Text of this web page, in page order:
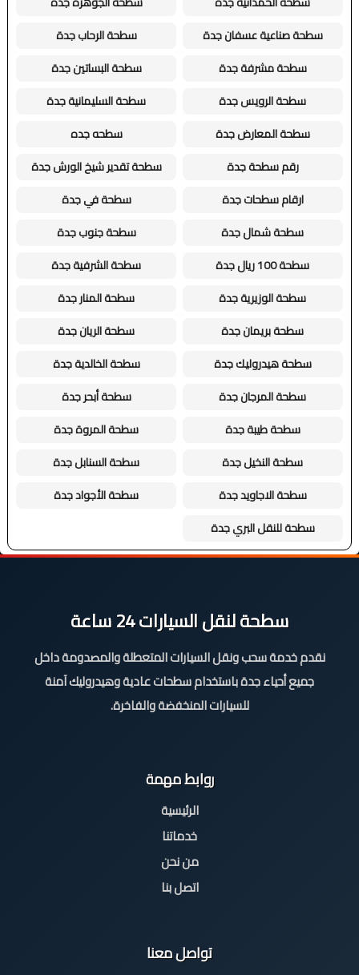
سطحة صناعية عسفان جدة
سطحة الرحاب جدة
سطحة مشرفة جدة
سطحة البساتين جدة
سطحة الرويس جدة
سطحة السليمانية جدة
سطحة المعارض جدة
سطحه جده
رقم سطحة جدة
سطحة تقدير شيخ الورش جدة
ارقام سطحات جدة
سطحة في جدة
سطحة شمال جدة
سطحة جنوب جدة
سطحة 100 ريال جدة
سطحة الشرفية جدة
سطحة الوزيرية جدة
سطحة المنار جدة
سطحة بريمان جدة
سطحة الريان جدة
سطحة هيدروليك جدة
سطحة الخالدية جدة
سطحة المرجان جدة
سطحة أبحر جدة
سطحة طيبة جدة
سطحة المروة جدة
سطحة النخيل جدة
سطحة السنابل جدة
سطحة الاجاويد جدة
سطحة الأجواد جدة
سطحة للنقل البري جدة
سطحة لنقل السيارات 24 ساعة
نقدم خدمة سحب ونقل السيارات المتعطلة والمصدومة داخل
جميع أحياء جدة باستخدام سطحات عادية وهيدروليك آمنة
للسيارات المنخفضة والفاخرة.
روابط مهمة
الرئيسية
خدماتنا
من نحن
اتصل بنا
تواصل معنا